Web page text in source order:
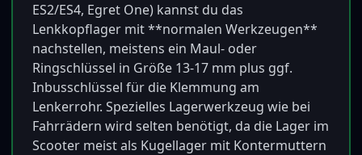
ES2/ES4, Egret One) kannst du das
Lenkkopflager mit **normalen Werkzeugen**
nachstellen, meistens ein Maul- oder
Ringschlüssel in Größe 13-17 mm plus ggf.
Inbusschlüssel für die Klemmung am
Lenkerrohr. Spezielles Lagerwerkzeug wie bei
Fahrrädern wird selten benötigt, da die Lager im
Scooter meist als Kugellager mit Kontermuttern